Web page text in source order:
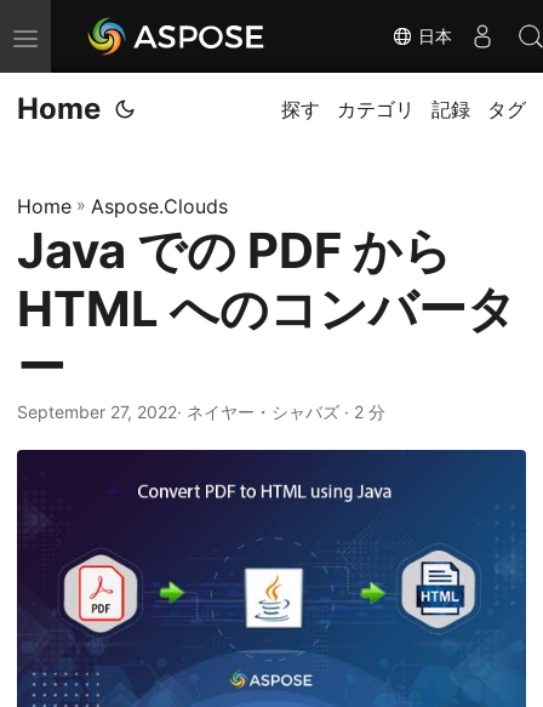
ナ
ビ
ゲ
ョ
切
え
日本
Home 探す カテゴリ 記録 タグ
Home » Aspose.Clouds
Java での PDF から
HTML へのコンバータ
ー
September 27, 2022· ネイヤー・シャバズ · 2 分